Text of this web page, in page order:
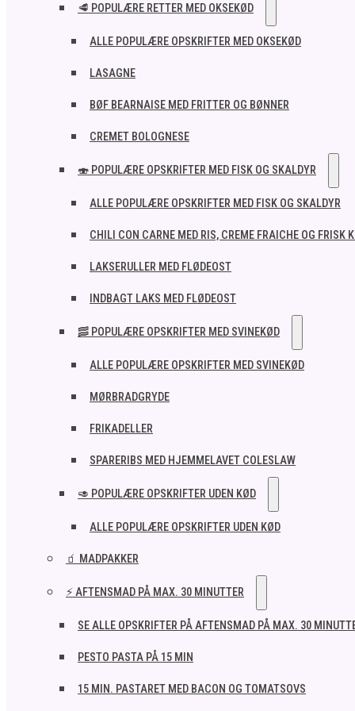
🥩 POPULÆRE RETTER MED OKSEKØD
ALLE POPULÆRE OPSKRIFTER MED OKSEKØD
LASAGNE
BØF BEARNAISE MED FRITTER OG BØNNER
CREMET BOLOGNESE
🍣 POPULÆRE OPSKRIFTER MED FISK OG SKALDYR
ALLE POPULÆRE OPSKRIFTER MED FISK OG SKALDYR
CHILI CON CARNE MED RIS, CREME FRAICHE OG FRISK
LAKSERULLER MED FLØDEOST
INDBAGT LAKS MED FLØDEOST
🥓 POPULÆRE OPSKRIFTER MED SVINEKØD
ALLE POPULÆRE OPSKRIFTER MED SVINEKØD
MØRBRADGRYDE
FRIKADELLER
SPARERIBS MED HJEMMELAVET COLESLAW
🥑 POPULÆRE OPSKRIFTER UDEN KØD
ALLE POPULÆRE OPSKRIFTER UDEN KØD
🧃 MADPAKKER
⚡ AFTENSMAD PÅ MAX. 30 MINUTTER
SE ALLE OPSKRIFTER PÅ AFTENSMAD PÅ MAX. 30
PESTO PASTA PÅ 15 MIN
15 MIN. PASTARET MED BACON OG TOMATSOVS